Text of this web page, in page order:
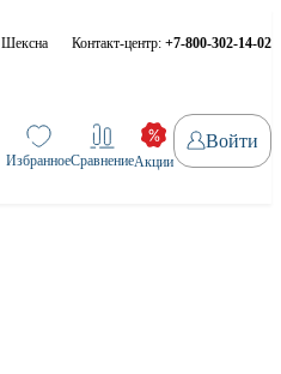
Шексна Контакт-центр: +7-800-302-14-02
ИзбранноеСравнениеАкции
Войти